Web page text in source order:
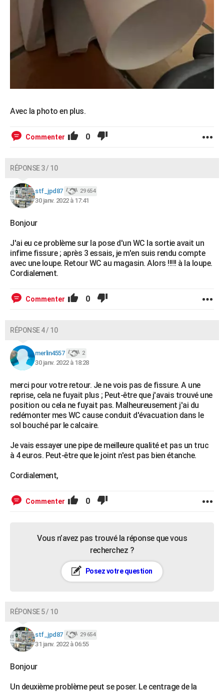
Avec la photo en plus.
Commenter 0
RÉPONSE 3 / 10
stf_jpd87 29 654
30 janv. 2022 à 17:41
Bonjour
J'ai eu ce problème sur la pose d'un WC la sortie avait un
infime fissure ; après 3 essais, je m'en suis rendu compte
avec une loupe. Retour WC au magasin. Alors !!!!! à la loupe.
Cordialement.
Commenter 0
RÉPONSE 4 / 10
merlin4557 2
30 janv. 2022 à 18:28
merci pour votre retour. Je ne vois pas de fissure. A une
reprise, cela ne fuyait plus ; Peut-être que j'avais trouvé une
position ou cela ne fuyait pas. Malheureusement j'ai du
redémonter mes WC cause conduit d'évacuation dans le
sol bouché par le calcaire.
Je vais essayer une pipe de meilleure qualité et pas un truc
à 4 euros. Peut-être que le joint n'est pas bien étanche.
Cordialement,
Commenter 0
Vous n’avez pas trouvé la réponse que vous
recherchez ?
Posez votre question
RÉPONSE 5 / 10
stf_jpd87 29 654
31 janv. 2022 à 06:55
Bonjour
Un deuxième problème peut se poser. Le centrage de la